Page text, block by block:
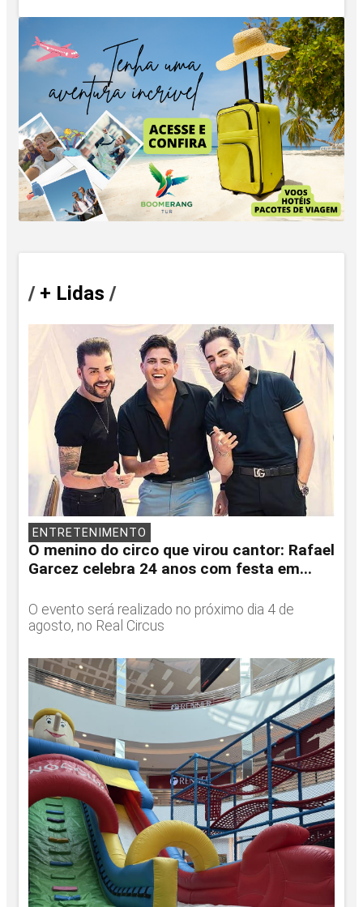
/+ Lidas /
ENTRETENIMENTO
O menino do circo que virou cantor: Rafael
Garcez celebra 24 anos com festa em...
O evento será realizado no próximo dia 4 de
agosto, no Real Circus